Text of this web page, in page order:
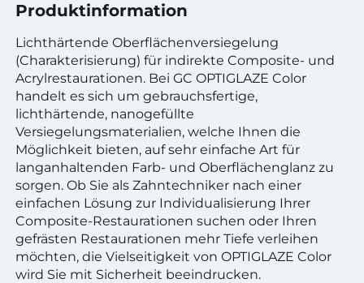
Produktinformation
Lichthärtende Oberflächenversiegelung
(Charakterisierung) für indirekte Composite- und
Acrylrestaurationen. Bei GC OPTIGLAZE Color
handelt es sich um gebrauchsfertige,
lichthärtende, nanogefüllte
Versiegelungsmaterialien, welche Ihnen die
Möglichkeit bieten, auf sehr einfache Art für
langanhaltenden Farb- und Oberflächenglanz zu
sorgen. Ob Sie als Zahntechniker nach einer
einfachen Lösung zur Individualisierung Ihrer
Composite-Restaurationen suchen oder Ihren
gefrästen Restaurationen mehr Tiefe verleihen
möchten, die Vielseitigkeit von OPTIGLAZE Color
wird Sie mit Sicherheit beeindrucken.